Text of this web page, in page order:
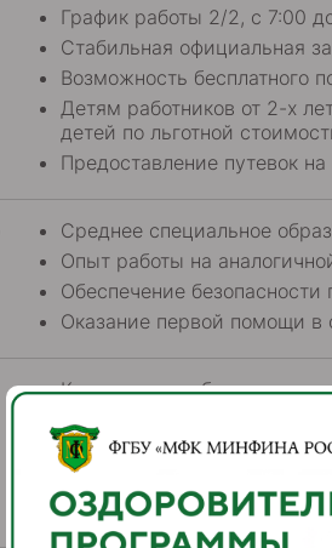
График работы 2/2, с 7:00
Стабильная официальная
Возможность бесплатного
Детям работников от 2-х
детей по льготной
Предоставление путевок
Среднее специальное
Опыт работы на
Обеспечение
Оказание первой помощи в
Контроль за соблюдением
Контроль за состоянием
Взаимодействие с
Обеспечение
Оказание первой помощи в